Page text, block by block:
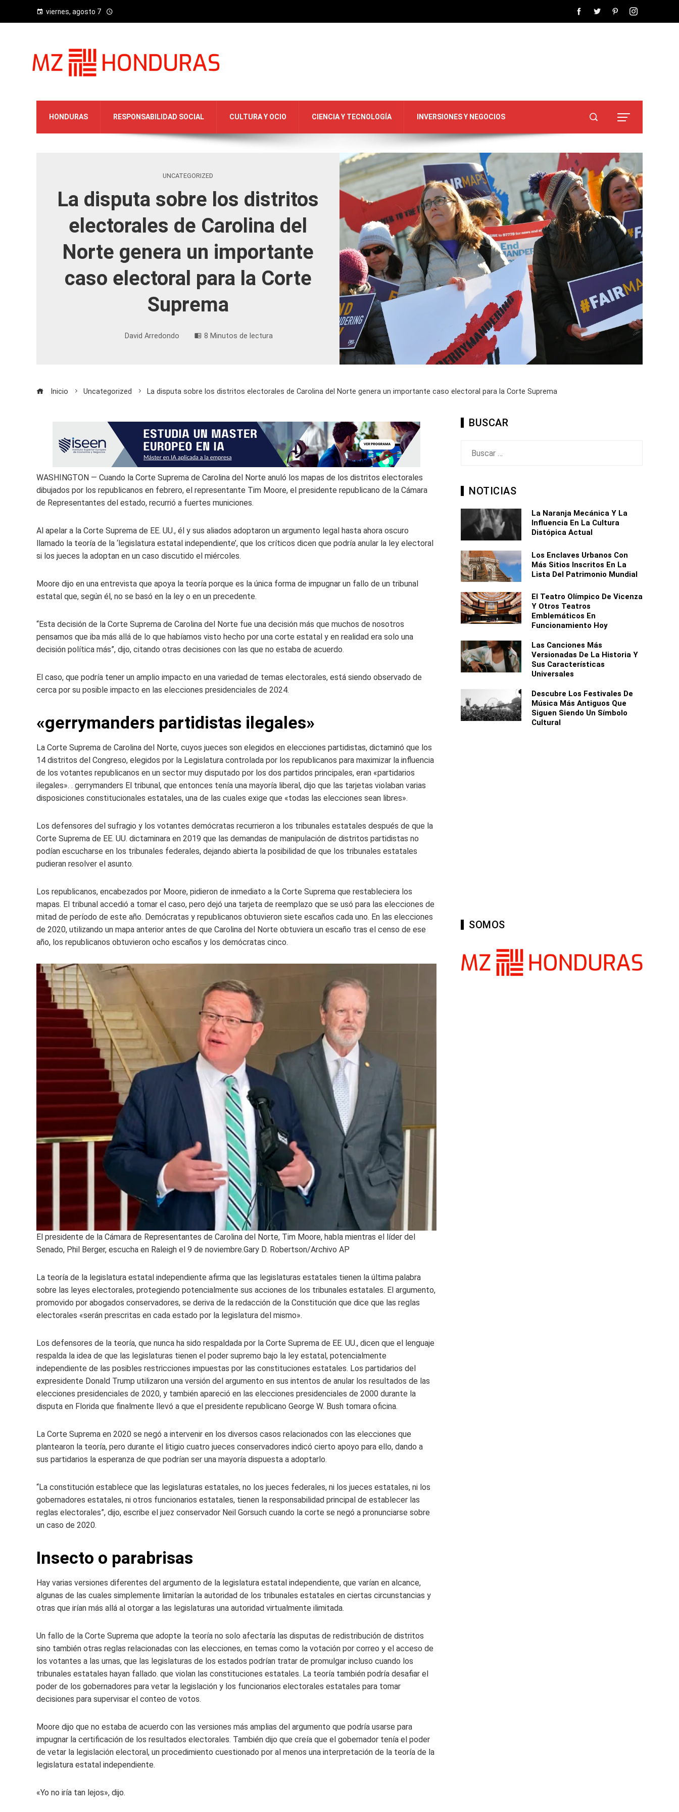
viernes, agosto 7
HONDURAS RESPONSABILIDAD SOCIAL CULTURA Y OCIO CIENCIA Y TECNOLOGÍA INVERSIONES Y NEGOCIOS
UNCATEGORIZED
La disputa sobre los distritos
electorales de Carolina del
Norte genera un importante
caso electoral para la Corte
Suprema
David Arredondo 8 Minutos de lectura
Inicio Uncategorized La disputa sobre los distritos electorales de Carolina del Norte genera un importante caso electoral para la Corte Suprema
WASHINGTON — Cuando la Corte Suprema de Carolina del Norte anuló los mapas de los distritos electorales
dibujados por los republicanos en febrero, el representante Tim Moore, el presidente republicano de la Cámara
de Representantes del estado, recurrió a fuertes municiones.
Al apelar a la Corte Suprema de EE. UU., él y sus aliados adoptaron un argumento legal hasta ahora oscuro
llamado la teoría de la ‘legislatura estatal independiente’, que los críticos dicen que podría anular la ley electoral
si los jueces la adoptan en un caso discutido el miércoles.
Moore dijo en una entrevista que apoya la teoría porque es la única forma de impugnar un fallo de un tribunal
estatal que, según él, no se basó en la ley o en un precedente.
“Esta decisión de la Corte Suprema de Carolina del Norte fue una decisión más que muchos de nosotros
pensamos que iba más allá de lo que habíamos visto hecho por una corte estatal y en realidad era solo una
decisión política más”, dijo, citando otras decisiones con las que no estaba de acuerdo.
El caso, que podría tener un amplio impacto en una variedad de temas electorales, está siendo observado de
cerca por su posible impacto en las elecciones presidenciales de 2024.
«gerrymanders partidistas ilegales»
La Corte Suprema de Carolina del Norte, cuyos jueces son elegidos en elecciones partidistas, dictaminó que los
14 distritos del Congreso, elegidos por la Legislatura controlada por los republicanos para maximizar la influencia
de los votantes republicanos en un sector muy disputado por los dos partidos principales, eran «partidarios
ilegales». . gerrymanders El tribunal, que entonces tenía una mayoría liberal, dijo que las tarjetas violaban varias
disposiciones constitucionales estatales, una de las cuales exige que «todas las elecciones sean libres».
Los defensores del sufragio y los votantes demócratas recurrieron a los tribunales estatales después de que la
Corte Suprema de EE. UU. dictaminara en 2019 que las demandas de manipulación de distritos partidistas no
podían escucharse en los tribunales federales, dejando abierta la posibilidad de que los tribunales estatales
pudieran resolver el asunto.
Los republicanos, encabezados por Moore, pidieron de inmediato a la Corte Suprema que restableciera los
mapas. El tribunal accedió a tomar el caso, pero dejó una tarjeta de reemplazo que se usó para las elecciones de
mitad de período de este año. Demócratas y republicanos obtuvieron siete escaños cada uno. En las elecciones
de 2020, utilizando un mapa anterior antes de que Carolina del Norte obtuviera un escaño tras el censo de ese
año, los republicanos obtuvieron ocho escaños y los demócratas cinco.
El presidente de la Cámara de Representantes de Carolina del Norte, Tim Moore, habla mientras el líder del
Senado, Phil Berger, escucha en Raleigh el 9 de noviembre.Gary D. Robertson/Archivo AP
La teoría de la legislatura estatal independiente afirma que las legislaturas estatales tienen la última palabra
sobre las leyes electorales, protegiendo potencialmente sus acciones de los tribunales estatales. El argumento,
promovido por abogados conservadores, se deriva de la redacción de la Constitución que dice que las reglas
electorales «serán prescritas en cada estado por la legislatura del mismo».
Los defensores de la teoría, que nunca ha sido respaldada por la Corte Suprema de EE. UU., dicen que el lenguaje
respalda la idea de que las legislaturas tienen el poder supremo bajo la ley estatal, potencialmente
independiente de las posibles restricciones impuestas por las constituciones estatales. Los partidarios del
expresidente Donald Trump utilizaron una versión del argumento en sus intentos de anular los resultados de las
elecciones presidenciales de 2020, y también apareció en las elecciones presidenciales de 2000 durante la
disputa en Florida que finalmente llevó a que el presidente republicano George W. Bush tomara oficina.
La Corte Suprema en 2020 se negó a intervenir en los diversos casos relacionados con las elecciones que
plantearon la teoría, pero durante el litigio cuatro jueces conservadores indicó cierto apoyo para ello, dando a
sus partidarios la esperanza de que podrían ser una mayoría dispuesta a adoptarlo.
“La constitución establece que las legislaturas estatales, no los jueces federales, ni los jueces estatales, ni los
gobernadores estatales, ni otros funcionarios estatales, tienen la responsabilidad principal de establecer las
reglas electorales”, dijo, escribe el juez conservador Neil Gorsuch cuando la corte se negó a pronunciarse sobre
un caso de 2020.
Insecto o parabrisas
Hay varias versiones diferentes del argumento de la legislatura estatal independiente, que varían en alcance,
algunas de las cuales simplemente limitarían la autoridad de los tribunales estatales en ciertas circunstancias y
otras que irían más allá al otorgar a las legislaturas una autoridad virtualmente ilimitada.
Un fallo de la Corte Suprema que adopte la teoría no solo afectaría las disputas de redistribución de distritos
sino también otras reglas relacionadas con las elecciones, en temas como la votación por correo y el acceso de
los votantes a las urnas, que las legislaturas de los estados podrían tratar de promulgar incluso cuando los
tribunales estatales hayan fallado. que violan las constituciones estatales. La teoría también podría desafiar el
poder de los gobernadores para vetar la legislación y los funcionarios electorales estatales para tomar
decisiones para supervisar el conteo de votos.
Moore dijo que no estaba de acuerdo con las versiones más amplias del argumento que podría usarse para
impugnar la certificación de los resultados electorales. También dijo que creía que el gobernador tenía el poder
de vetar la legislación electoral, un procedimiento cuestionado por al menos una interpretación de la teoría de la
legislatura estatal independiente.
«Yo no iría tan lejos», dijo.
BUSCAR
NOTICIAS
La Naranja Mecánica Y La
Influencia En La Cultura
Distópica Actual
Los Enclaves Urbanos Con
Más Sitios Inscritos En La
Lista Del Patrimonio Mundial
El Teatro Olímpico De Vicenza
Y Otros Teatros
Emblemáticos En
Funcionamiento Hoy
Las Canciones Más
Versionadas De La Historia Y
Sus Características
Universales
Descubre Los Festivales De
Música Más Antiguos Que
Siguen Siendo Un Símbolo
Cultural
SOMOS